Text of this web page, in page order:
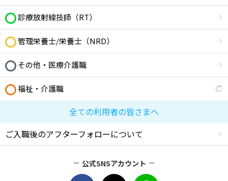
診療放射線技師（RT）
管理栄養士/栄養士（NRD）
その他・医療介護職
福祉・介護職
全ての利用者の皆さまへ
ご入職後のアフターフォローについて
公式SNSアカウント